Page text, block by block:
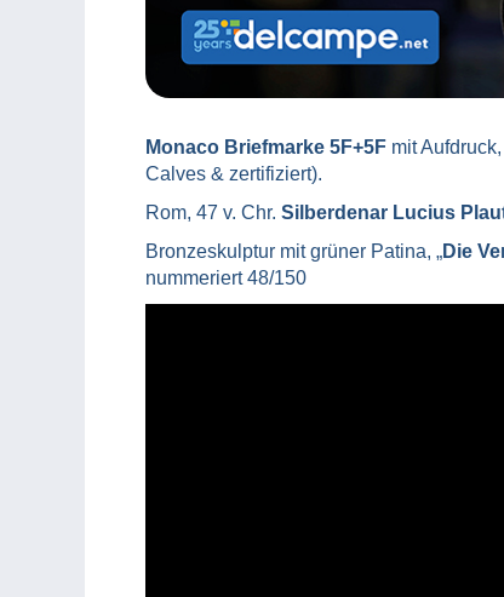
Monaco Briefmarke 5F+5F mit
Calves & zertifiziert).
Rom, 47 v. Chr. Silberdenar Lucius
Bronzeskulptur mit grüner Patina, „Die
nummeriert 48/150